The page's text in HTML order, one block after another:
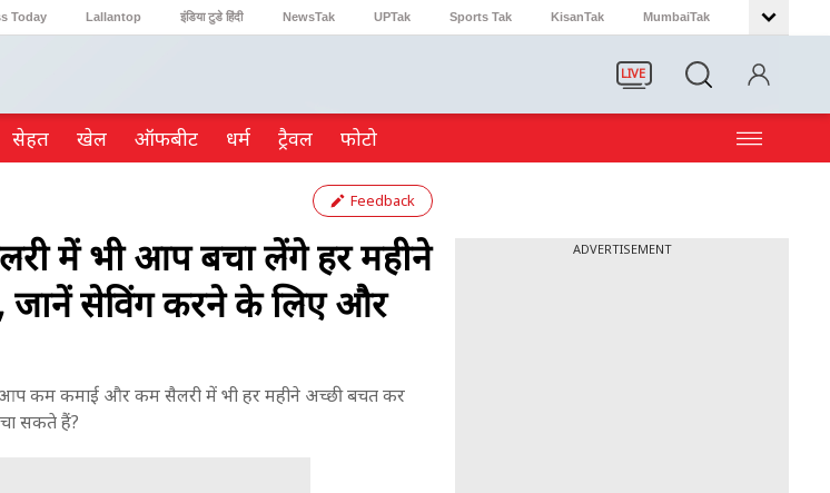
Today Lallantop इंडिया टुडे हिंदी NewsTak UPTak Sports Tak KisanTak MumbaiTak
LIVE
सेहत खेल ऑफबीट धर्म ट्रैवल फोटो
Feedback
में भी आप बचा लेंगे हर महीने
सेविंग करने के लिए और
कम कमाई और कम सैलरी में भी हर महीने अच्छी बचत कर
सकते हैं?
ADVERTISEMENT